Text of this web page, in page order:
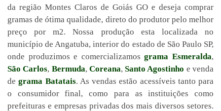
da região Montes Claros de Goiás GO e deseja comprar
gramas de ótima qualidade, direto do produtor pelo melhor
preço por m2. Nossa produção esta localizada no
município de Angatuba, interior do estado de São Paulo SP,
onde produzimos e comercializamosgrama Esmeralda,
São Carlos, Bermuda, Coreana,Santo Agostinho e venda
degrama Batatais. As vendas estão acessíveis tanto para
o consumidor final, como para as instituições como
prefeituras e empresas privadas dos mais diversos setores.